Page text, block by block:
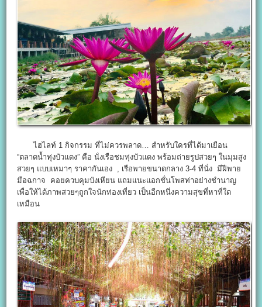
ไฮไลท์ 1 กิจกรรม ที่ไม่ควรพลาด… สำหรับใครที่ได้มาเยือน
“ตลาดน้ำทุ่งบัวแดง” คือ นั่งเรือชมทุ่งบัวแดง พร้อมถ่ายรูปสวยๆ ในมุมสูง
สวยๆ แบบเหมาๆ ราคากันเอง , เรือพายขนาดกลาง 3-4 ที่นั่ง มีฝีพาย
มือฉกาจ คอยควบคุมบังเหียน แถมแนะแอกชั่นโพสท่าอย่างชำนาญ
เพื่อให้ได้ภาพสวยๆถูกใจนักท่องเที่ยว เป็นอีกหนึ่งความสุขที่หาที่ใด
เหมือน